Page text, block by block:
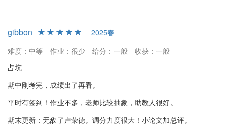
gibbon
2025春
难度：中等
作业：很少 给分：一般
收获：一般
占坑
期中刚考完，成绩出了再看。
平时有签到！作业不多，老师比较抽象，助教人很好。
期末更新：无敌了卢荣德。调分力度很大！小论文加总评。